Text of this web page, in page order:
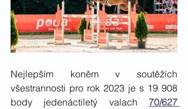
Nejlepším koněm v soutěžích
všestrannosti pro rok 2023 je s 19 908
body jedenáctiletý valach 70/627